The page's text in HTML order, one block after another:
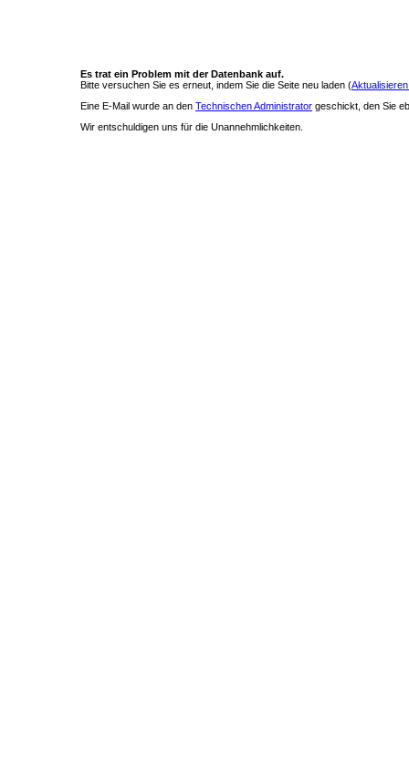
Es trat ein Problem mit der Datenbank auf.
Bitte versuchen Sie es erneut, indem Sie die Seite neu laden (
Eine E-Mail wurde an den Technischen Administrator geschickt, den Sie
Wir entschuldigen uns für die Unannehmlichkeiten.